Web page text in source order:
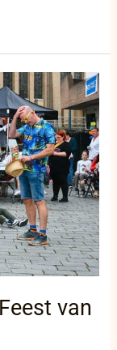
van